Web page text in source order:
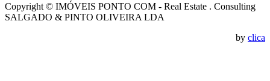
Copyright © IMÓVEIS PONTO COM - Real Estate . Consulting
SALGADO & PINTO OLIVEIRA LDA
by clica